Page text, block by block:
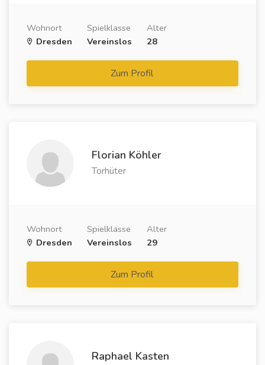
Wohnort
Dresden
Spielklasse
Vereinslos
Alter
28
Zum Profil
Florian Köhler
Torhüter
Wohnort
Dresden
Spielklasse
Vereinslos
Alter
29
Zum Profil
Raphael Kasten